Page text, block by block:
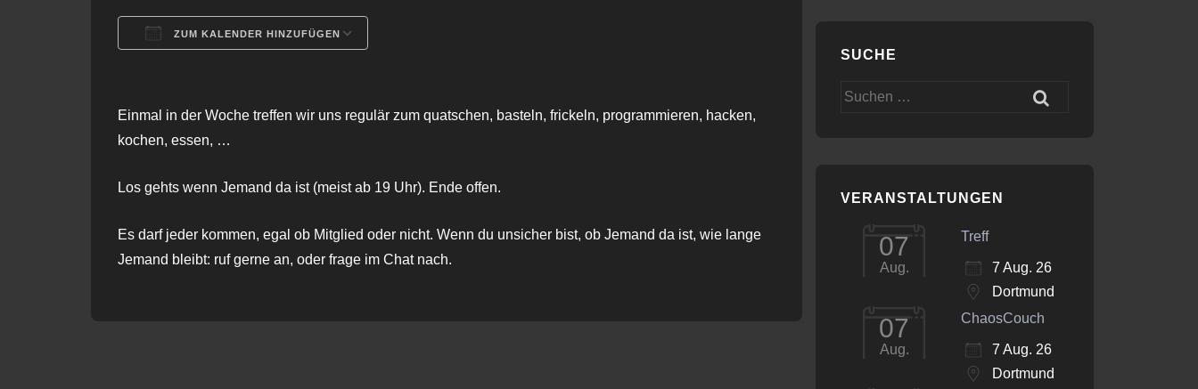
ZUM KALENDER HINZUFÜGEN
Einmal in der Woche treffen wir uns regulär zum quatschen, basteln, frickeln, programmieren, hacken,
kochen, essen, …
Los gehts wenn Jemand da ist (meist ab 19 Uhr). Ende offen.
Es darf jeder kommen, egal ob Mitglied oder nicht. Wenn du unsicher bist, ob Jemand da ist, wie lange
Jemand bleibt: ruf gerne an, oder frage im Chat nach.
SUCHE
Suchen
VERANSTALTUNGEN
07
Aug.
Treff
7 Aug. 26
Dortmund
07
Aug.
ChaosCouch
7 Aug. 26
Dortmund